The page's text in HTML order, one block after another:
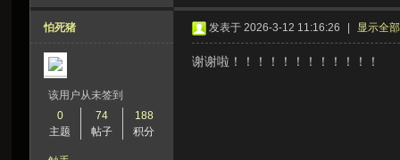
怕死猪
该用户从未签到
0
主题
74
帖子
188
积分
发表于 2026-3-12 11:16:26 显示全
谢谢啦！！！！！！！！！！！！